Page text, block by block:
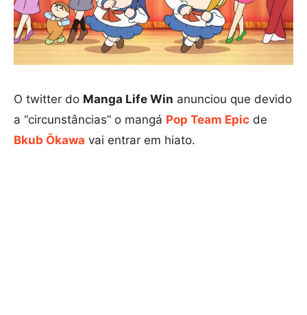
O twitter do Manga Life Win anunciou que devido
a “circunstâncias” o mangá Pop Team Epic de
Bkub Ōkawa vai entrar em hiato.